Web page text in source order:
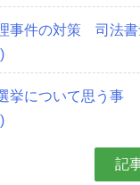
事件の対策 司法書
挙について思う事
記